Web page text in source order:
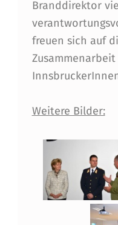
.
(
F
H
H
M
U
Branddirektor
freuen sich auf
Weitere Bilder: